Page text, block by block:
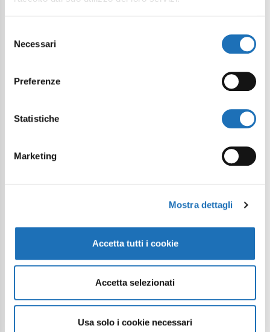
delNecessari
Preferenze
Statistiche
Marketing
Mostra dettagli
Accetta tutti i cookie
Accetta selezionati
Usa solo i cookie necessari